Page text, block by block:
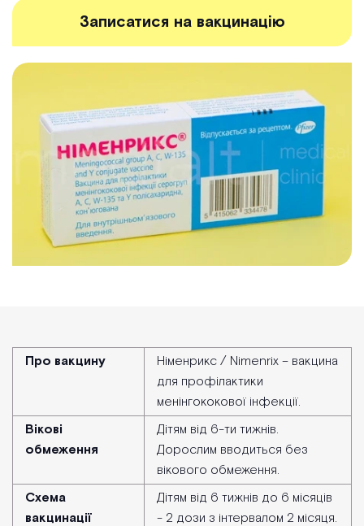
Записатися на вакцинацію
Про вакцину
Німенрикс / Nimenrix – вакцина
для профілактики
менінгококової інфекції.
Вікові
обмеження
Дітям від 6-ти тижнів.
Дорослим вводиться без
вікового обмеження.
Схема
вакцинації
Дітям від 6 тижнів до 6 місяців
- 2 дози з інтервалом 2 місяця.